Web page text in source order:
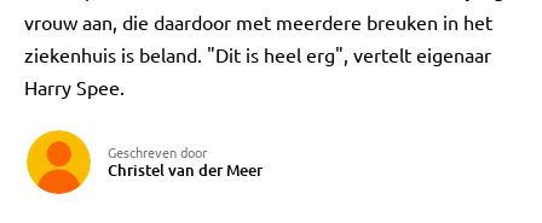
vrouw aan, die daardoor met meerdere breuken in het
ziekenhuis is beland. "Dit is heel erg", vertelt eigenaar
Harry Spee.
Geschreven door
Christel van der Meer